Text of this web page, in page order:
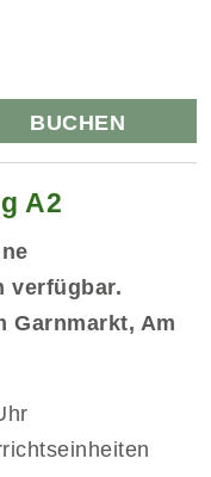
BUCHEN
A2
verfügbar.
Garnmarkt, Am